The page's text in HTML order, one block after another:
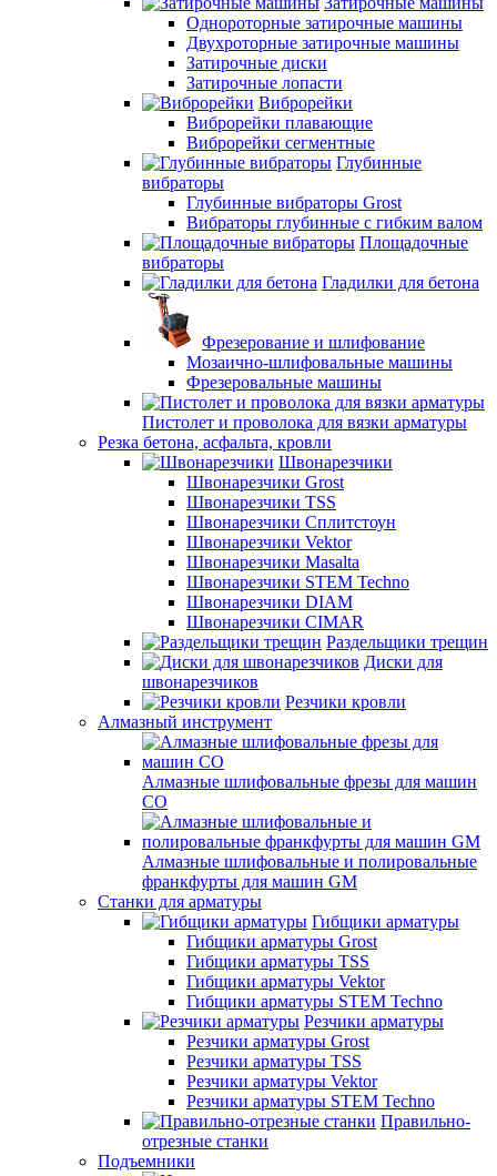
Однороторные затирочные машины
Двухроторные затирочные машины
Затирочные диски
Затирочные лопасти
Виброрейки
Виброрейки плавающие
Виброрейки сегментные
Глубинные
вибраторы
Глубинные вибраторы Grost
Вибраторы глубинные с гибким валом
Площадочные
вибраторы
Гладилки для бетона
Фрезерование и шлифование
Мозаично-шлифовальные машины
Фрезеровальные машины
Пистолет и проволока для вязки арматуры
Резка бетона, асфальта, кровли
Швонарезчики
Швонарезчики Grost
Швонарезчики TSS
Швонарезчики Сплитстоун
Швонарезчики Vektor
Швонарезчики Masalta
Швонарезчики STEM Techno
Швонарезчики DIAM
Швонарезчики CIMAR
Раздельщики трещин
Диски для
швонарезчиков
Резчики кровли
Алмазный инструмент
Алмазные шлифовальные фрезы для машин
СО
Алмазные шлифовальные и полировальные
франкфурты для машин GM
Станки для арматуры
Гибщики арматуры
Гибщики арматуры Grost
Гибщики арматуры TSS
Гибщики арматуры Vektor
Гибщики арматуры STEM Techno
Резчики арматуры
Резчики арматуры Grost
Резчики арматуры TSS
Резчики арматуры Vektor
Резчики арматуры STEM Techno
Правильно-
отрезные станки
Подъемники